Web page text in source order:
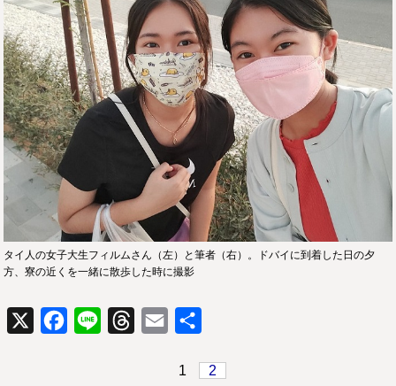
タイ人の女子大生フィルムさん（左）と筆者（右）。ドバイに到着した日の夕
方、寮の近くを一緒に散歩した時に撮影
X Facebook
Line ThreadsEmail
1
2